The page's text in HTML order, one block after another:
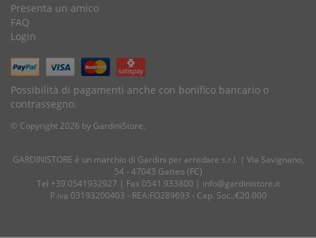
Presenta un amico
FAQ
Login
Possibilità di pagamenti anche con bonifico bancario o
contrassegno.
© Copyright 2026 by GardiniStore.
GARDINISTORE è un marchio di Gardini per arredare s.r.l. | Via Savignano,
54 - 47043 Gatteo (FC)
Tel +39 0541932927 | Fax 0541.933800 | info@gardinistore.it
P.iva 03193200403 - REA:FO289693 - Cap. Soc.:€20.000